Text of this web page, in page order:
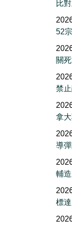
比
52
關
禁
拿
導
輔
標